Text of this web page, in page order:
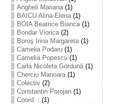
Angheli Mariana(1)
BAICU Alina-Elena(1)
BOIA Beatrice Bianca(1)
Bondar Viorica(2)
Boroş Irina Margareta(1)
Camelia Podaru(1)
Camelia Popescu(1)
Carla Nicoleta Gordună(1)
Cherciu Marioara(1)
Colectiv(2)
Constantin Porojan(1)
Coord. : (1)